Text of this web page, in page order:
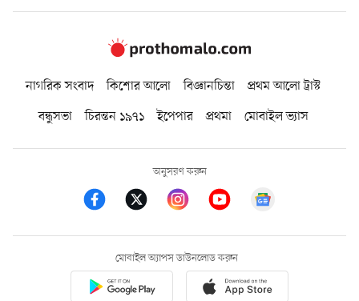
নাগরিক সংবাদ কিশোর আলো বিজ্ঞানচিন্তা
প্রথম আলো ট্রাস্ট
বন্ধুসভা
চিরন্তন ১৯৭১ ইপেপার প্রথমা মোবাইল ভ্যাস
অনুসরণ করুন
মোবাইল অ্যাপস ডাউনলোড করুন